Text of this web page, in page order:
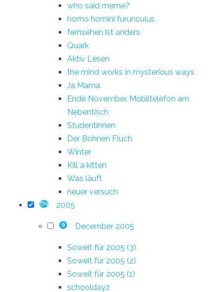
who said meme?
homo homini furunculus
fernsehen ist anders
Quark
Aktiv Lesen
the mind works in mysterious ways
Ja Mama
Ende November, Mobiltelefon am
Nebentisch
Studentinnen
Der Bohnen Fluch
Winter
Kill a kitten
Was läuft
neuer versuch
174 2005
9 December 2005
Soweit für 2005 (3)
Soweit für 2005 (2)
Soweit für 2005 (1)
schooldayz